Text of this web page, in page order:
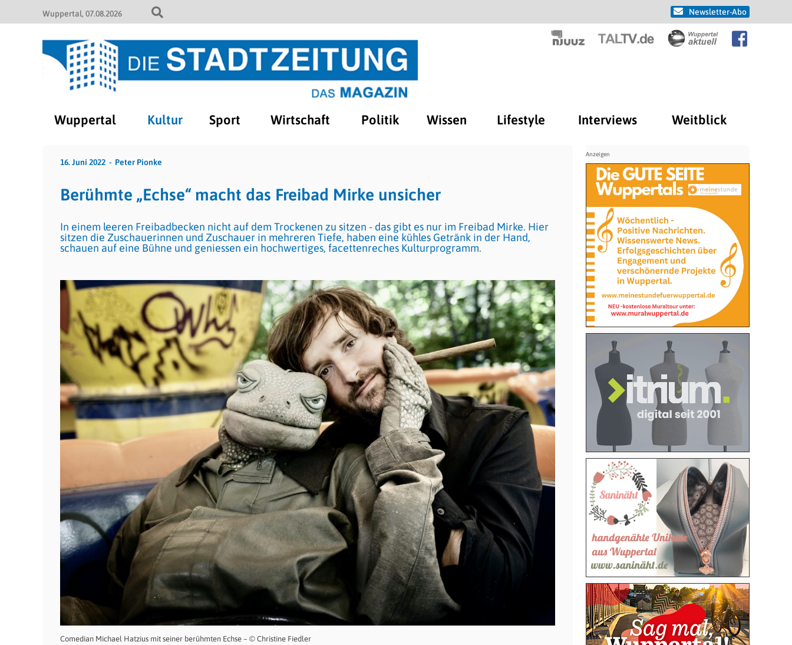
Wuppertal 07.08.2026 Newsletter-Abo
Wuppertal Kultur Sport Wirtschaft Politik Wissen Lifestyle Interviews Weitblick
16. Juni 2022 Peter Pionke
Berühmte „Echse“ macht das Freibad Mirke unsicher
In einem leeren Freibadbecken nicht auf dem Trockenen zu sitzen - das gibt es nur im Freibad Mirke. Hier
sitzen die Zuschauerinnen und Zuschauer in mehreren Tiefe, haben eine kühles Getränk in der Hand,
schauen auf eine Bühne und geniessen ein hochwertiges, facettenreches Kulturprogramm.
Comedian Michael Hatzius mit seiner berühmten Echse – © Christine Fiedler